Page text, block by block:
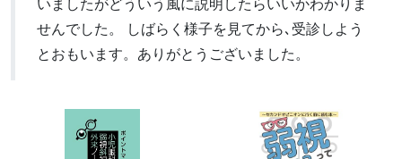
せんでした。 しばらく様子を見てから､受診しよう
とおもいます。ありがとうございました。